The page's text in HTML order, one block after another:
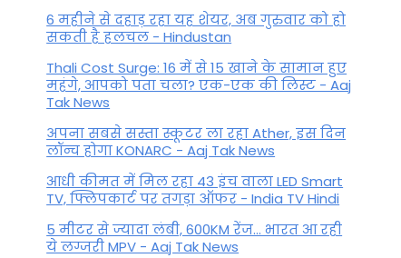
6 महीने से दहाड़ रहा यह शेयर, अब गुरुवार को हो
सकती है हलचल - Hindustan
Thali Cost Surge: 16 में से 15 खाने के सामान हुए
महंगे, आपको पता चला? एक-एक की लिस्ट - Aaj
Tak News
अपना सबसे सस्ता स्कूटर ला रहा Ather, इस दिन
लॉन्च होगा KONARC - Aaj Tak News
आधी कीमत में मिल रहा 43 इंच वाला LED Smart
TV, फ्लिपकार्ट पर तगड़ा ऑफर - India TV Hindi
5 मीटर से ज्यादा लंबी, 600KM रेंज... भारत आ रही
ये लग्जरी MPV - Aaj Tak News